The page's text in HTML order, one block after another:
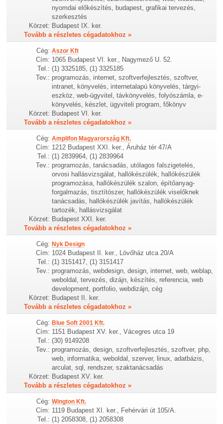
nyomdai előkészítés, budapest, grafikai tervezés,
szerkesztés
Körzet: Budapest IX. ker.
Tovább a részletes cégadatokhoz »
Cég: Aszor Kft
Cím: 1065 Budapest VI. ker., Nagymező U. 52.
Tel.: (1) 3325185, (1) 3325185
Tev.: programozás, internet, szoftverfejlesztés, szoftver,
intranet, könyvelés, internetalapú könyvelés, tárgyi-
eszköz, web-ügyvitel, távkönyvelés, folyószámla, e-
könyvelés, készlet, ügyviteli program, főkönyv
Körzet: Budapest VI. ker.
Tovább a részletes cégadatokhoz »
Cég: Amplifon Magyarország Kft.
Cím: 1212 Budapest XXI. ker., Áruház tér 47/A
Tel.: (1) 2839964, (1) 2839964
Tev.: programozás, tanácsadás, utólagos falszigetelés,
orvosi hallásvizsgálat, hallókészülék, hallókészülék
programozása, hallókészülék szalon, építőanyag-
forgalmazás, tisztítószer, hallókészülék viselőknek
tanácsadás, hallókészülék javítás, hallókészülék
tartozék, hallásvizsgálat
Körzet: Budapest XXI. ker.
Tovább a részletes cégadatokhoz »
Cég: Nyk Design
Cím: 1024 Budapest II. ker., Lövőház utca 20/A
Tel.: (1) 3151417, (1) 3151417
Tev.: programozás, webdesign, design, internet, web, weblap,
weboldal, tervezés, dizájn, készítés, referencia, web
development, portfolio, webdizájn, cég
Körzet: Budapest II. ker.
Tovább a részletes cégadatokhoz »
Cég: Blue Soft 2001 Kft.
Cím: 1151 Budapest XV. ker., Vácegres utca 19
Tel.: (30) 9149208
Tev.: programozás, design, szoftverfejlesztés, szoftver, php,
web, informatika, weboldal, szerver, linux, adatbázis,
arculat, sql, rendszer, szaktanácsadás
Körzet: Budapest XV. ker.
Tovább a részletes cégadatokhoz »
Cég: Wington Kft.
Cím: 1119 Budapest XI. ker., Fehérvári út 105/A.
Tel.: (1) 2058308, (1) 2058308